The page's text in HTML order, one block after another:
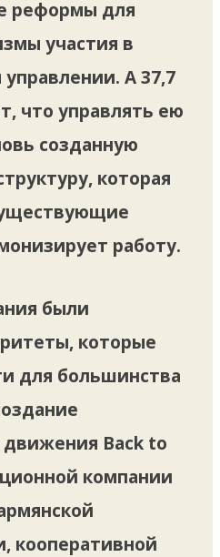
реформы для
участия в
А 37,7
что управлять ею
созданную
которая
работу.
были
которые
для большинства
Back to
компании
кооперативной